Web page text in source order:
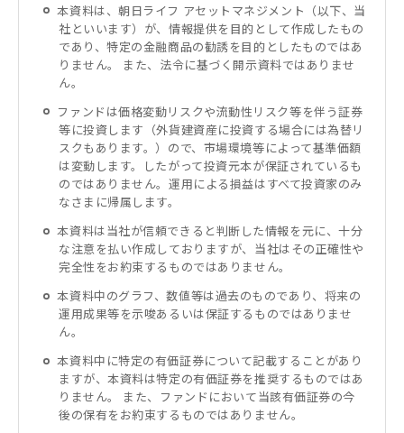
本資料は、朝日ライフ アセットマネジメント（以下、当
社といいます）が、情報提供を目的として作成したもの
であり、特定の金融商品の勧誘を目的としたものではあ
りません。 また、法令に基づく開示資料ではありませ
ん。
ファンドは価格変動リスクや流動性リスク等を伴う証券
等に投資します（外貨建資産に投資する場合には為替リ
スクもあります。）ので、市場環境等によって基準価額
は変動します。したがって投資元本が保証されているも
のではありません。運用による損益はすべて投資家のみ
なさまに帰属します。
本資料は当社が信頼できると判断した情報を元に、十分
な注意を払い作成しておりますが、当社はその正確性や
完全性をお約束するものではありません。
本資料中のグラフ、数値等は過去のものであり、将来の
運用成果等を示唆あるいは保証するものではありませ
ん。
本資料中に特定の有価証券について記載することがあり
ますが、本資料は特定の有価証券を推奨するものではあ
りません。 また、ファンドにおいて当該有価証券の今
後の保有をお約束するものではありません。